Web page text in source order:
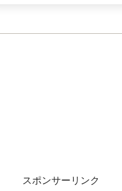
スポンサーリンク